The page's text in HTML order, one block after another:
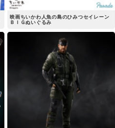
映画ちいかわ人魚の島のひみつセイレーン
ＢＩＧぬいぐるみ